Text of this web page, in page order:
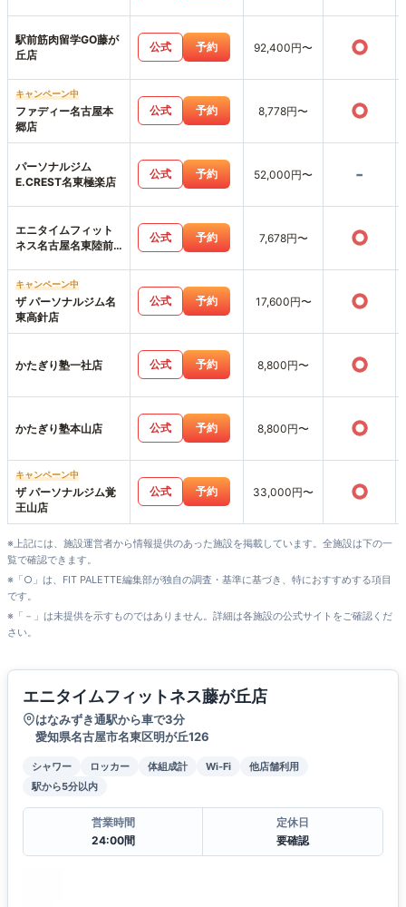
駅前筋肉留学GO藤が
丘店
公式 予約 92,400円〜 ○
キャンペーン中
ファディー名古屋本
郷店
公式 予約 8,778円〜 ○
パーソナルジム
E.CREST名東極楽店
公式 予約 52,000円〜 -
エニタイムフィット
ネス名古屋名東陸前
公式 予約 7,678円〜 ○
キャンペーン中
ザ パーソナルジム名
東高針店
公式 予約 17,600円〜 ○
かたぎり塾一社店 公式 予約 8,800円〜 ○
かたぎり塾本山店 公式 予約 8,800円〜 ○
キャンペーン中
ザ パーソナルジム覚
王山店
公式 予約 33,000円〜 ○
※上記には、施設運営者から情報提供のあった施設を掲載しています。全施設は下の一
覧で確認できます。
※「○」は、FIT PALETTE編集部が独自の調査・基準に基づき、特におすすめする項目
です。
※「－」は未提供を示すものではありません。詳細は各施設の公式サイトをご確認くだ
さい。
エニタイムフィットネス藤が丘店
はなみずき通駅から車で3分
愛知県名古屋市名東区明が丘126
シャワー ロッカー 体組成計 Wi-Fi
他店舗利用
駅から5分以内
営業時間
24:00間
定休日
要確認